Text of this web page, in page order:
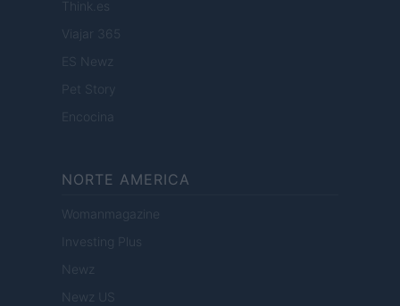
Think.es
Viajar 365
ES Newz
Pet Story
Encocina
NORTE AMERICA
Womanmagazine
Investing Plus
Newz
Newz US